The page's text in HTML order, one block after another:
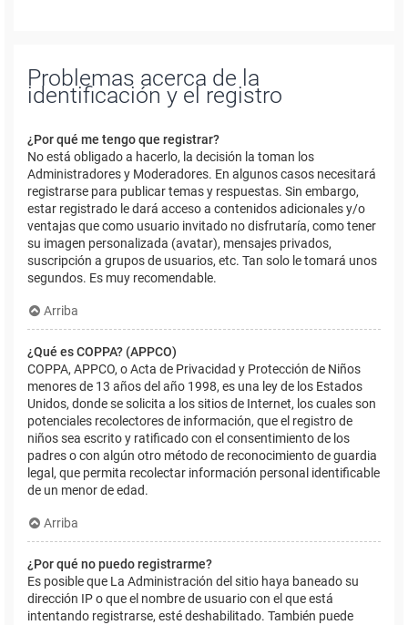
Problemas acerca de la
identificación y el registro
¿Por qué me tengo que registrar?
No está obligado a hacerlo, la decisión la toman los
Administradores y Moderadores. En algunos casos necesitará
registrarse para publicar temas y respuestas. Sin embargo,
estar registrado le dará acceso a contenidos adicionales y/o
ventajas que como usuario invitado no disfrutaría, como tener
su imagen personalizada (avatar), mensajes privados,
suscripción a grupos de usuarios, etc. Tan solo le tomará unos
segundos. Es muy recomendable.
Arriba
¿Qué es COPPA? (APPCO)
COPPA, APPCO, o Acta de Privacidad y Protección de Niños
menores de 13 años del año 1998, es una ley de los Estados
Unidos, donde se solicita a los sitios de Internet, los cuales son
potenciales recolectores de información, que el registro de
niños sea escrito y ratificado con el consentimiento de los
padres o con algún otro método de reconocimiento de guardia
legal, que permita recolectar información personal identificable
de un menor de edad.
Arriba
¿Por qué no puedo registrarme?
Es posible que La Administración del sitio haya baneado su
dirección IP o que el nombre de usuario con el que está
intentando registrarse, esté deshabilitado. También puede